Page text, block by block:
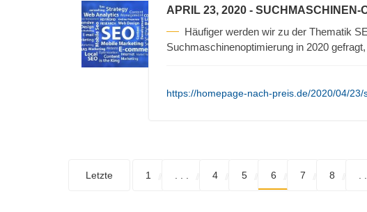
APRIL 23, 2020 - SUCHMASCHINEN-
Häufiger werden wir zu der Thematik
Suchmaschinenoptimierung in 2020
https://homepage-nach-preis.de/2020/04/
Letzte 1 4 5 6 7 8